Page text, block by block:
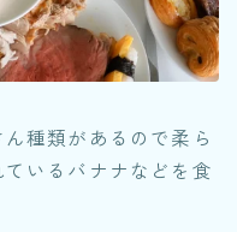
種類があるので柔ら
いるバナナなどを食